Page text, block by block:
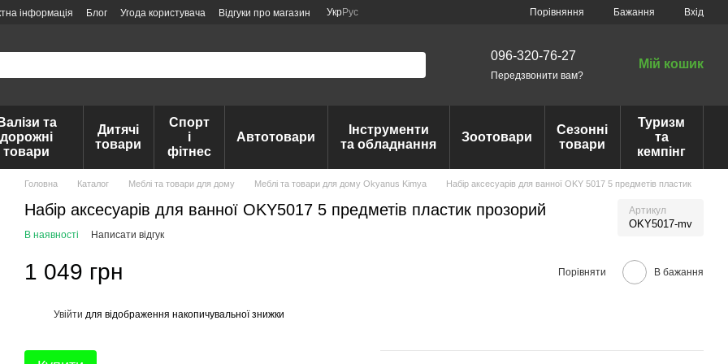
інформація Блог Угода користувача Відгуки про магазин УкрРус Порівняння Бажання Вхід
096-320-76-27
Передзвонити вам?
Мій кошик
Валізи та
дорожні
товари
Дитячі
товари
Спорт
і
фітнес
Автотовари
Інструменти
та обладнання
Зоотовари
Сезонні
товари
Туризм
та
кемпінг
Головна Каталог Меблі та товари для дому Меблі та товари для дому Okyanus Kimya Набір аксесуарів для ванної OKY 5017 5 предметів пластик
Набір аксесуарів для ванної OKY5017 5 предметів пластик прозорий Артикул
OKY5017-mv
В наявності Написати відгук
1 049 грн Порівняти В бажання
Увійти для відображення накопичувальної знижки